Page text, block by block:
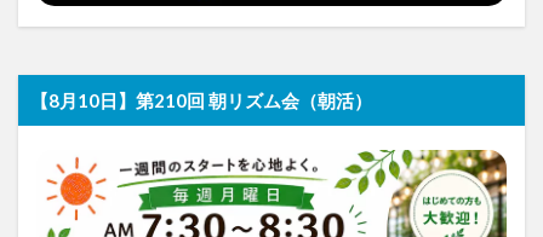
【8月10日】第210回 朝リズム会（朝活）